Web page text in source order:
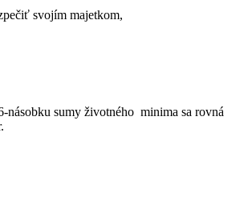
svojím majetkom,
násobku sumy životného minima sa rovná